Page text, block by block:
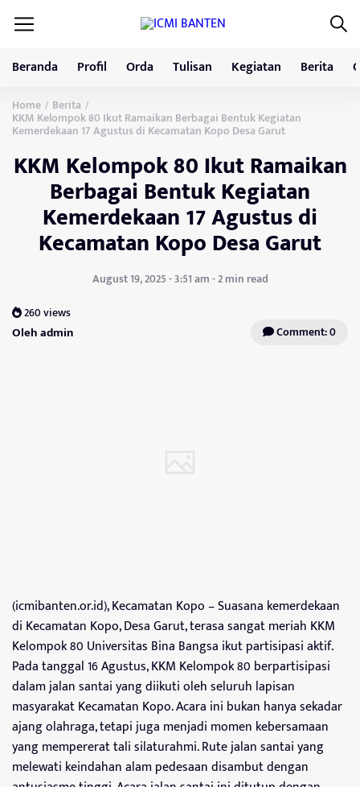
Beranda Profil Orda Tulisan Kegiatan Berita
Home / Berita /
KKM Kelompok 80 Ikut Ramaikan Berbagai Bentuk Kegiatan
Kemerdekaan 17 Agustus di Kecamatan Kopo Desa Garut
KKM Kelompok 80 Ikut Ramaikan
Berbagai Bentuk Kegiatan
Kemerdekaan 17 Agustus di
Kecamatan Kopo Desa Garut
August 19, 2025 - 3:51 am - 2 min read
260 views
Oleh admin Comment: 0
(icmibanten.or.id), Kecamatan Kopo – Suasana kemerdekaan
di Kecamatan Kopo, Desa Garut, terasa sangat meriah KKM
Kelompok 80 Universitas Bina Bangsa ikut partisipasi aktif.
Pada tanggal 16 Agustus, KKM Kelompok 80 berpartisipasi
dalam jalan santai yang diikuti oleh seluruh lapisan
masyarakat Kecamatan Kopo. Acara ini bukan hanya sekadar
ajang olahraga, tetapi juga menjadi momen kebersamaan
yang mempererat tali silaturahmi. Rute jalan santai yang
melewati keindahan alam pedesaan disambut dengan